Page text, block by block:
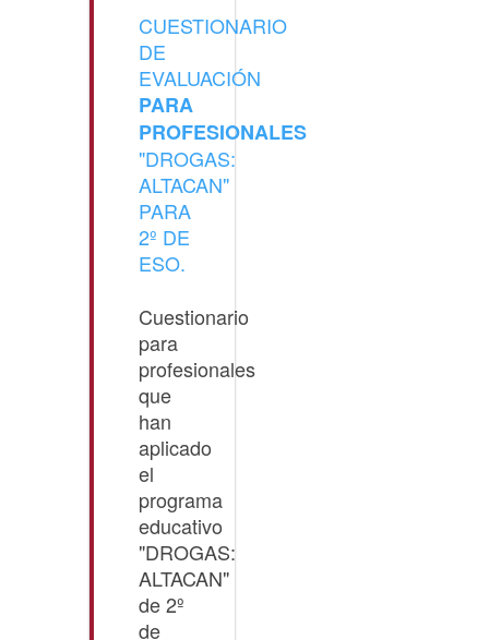
CUESTIONARIO
DE
EVALUACIÓN
PARA
PROFESIONALES
"DROGAS:
ALTACAN"
PARA
2º DE
ESO.
Cuestionario
para
profesionales
que
han
aplicado
el
programa
educativo
"DROGAS:
ALTACAN"
de 2º
de